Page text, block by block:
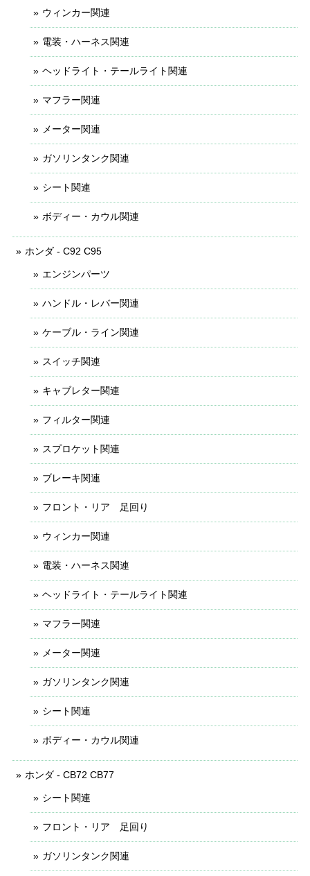
ウィンカー関連
電装・ハーネス関連
ヘッドライト・テールライト関連
マフラー関連
メーター関連
ガソリンタンク関連
シート関連
ボディー・カウル関連
ホンダ - C92 C95
エンジンパーツ
ハンドル・レバー関連
ケーブル・ライン関連
スイッチ関連
キャブレター関連
フィルター関連
スプロケット関連
ブレーキ関連
フロント・リア 足回り
ウィンカー関連
電装・ハーネス関連
ヘッドライト・テールライト関連
マフラー関連
メーター関連
ガソリンタンク関連
シート関連
ボディー・カウル関連
ホンダ - CB72 CB77
シート関連
フロント・リア 足回り
ガソリンタンク関連